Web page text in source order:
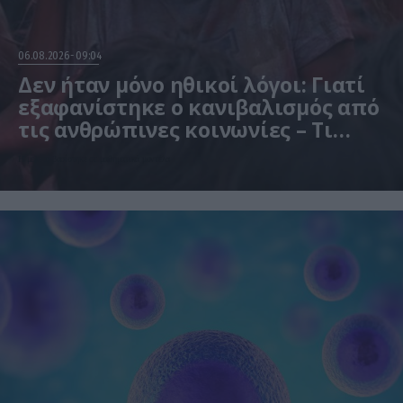
06.08.2026 09:04
Δεν ήταν μόνο ηθικοί λόγοι: Γιατί
εξαφανίστηκε ο κανιβαλισμός από
τις ανθρώπινες κοινωνίες – Τι